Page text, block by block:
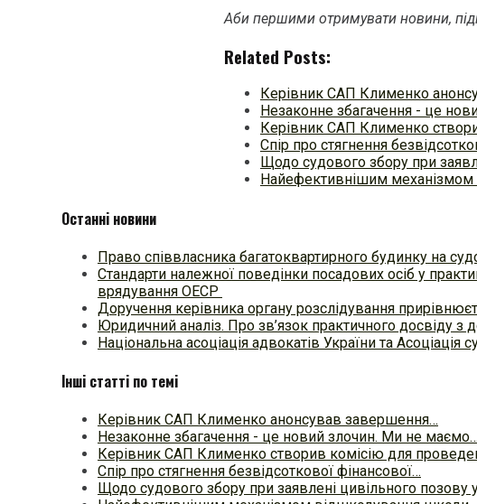
Аби першими отримувати новини,
Related Posts:
Керівник САП Клименко
Незаконне збагачення - це
Керівник САП Клименко
Спір про стягнення
Щодо судового збору при
Найефективнішим
Останні новини
Право співвласника багатоквартирного будинку на
Стандарти належної поведінки посадових осіб у
врядування ОЕСР
Доручення керівника органу розслідування
Юридичний аналіз. Про зв’язок практичного досвіду
Національна асоціація адвокатів України та
Інші статті по темі
Керівник САП Клименко анонсував завершення…
Незаконне збагачення - це новий злочин. Ми не маємо…
Керівник САП Клименко створив комісію для
Спір про стягнення безвідсоткової фінансової…
Щодо судового збору при заявлені цивільного позову